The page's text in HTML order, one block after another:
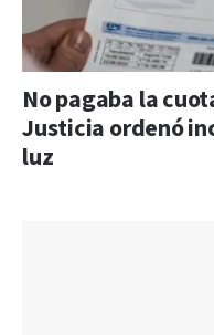
No pagaba la
Justicia ordenó
luz